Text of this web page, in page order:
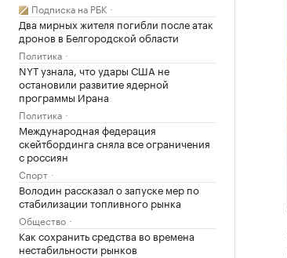
Подписка на РБК
Два мирных жителя погибли после атак
дронов в Белгородской области
Политика
NYT узнала, что удары США не
остановили развитие ядерной
программы Ирана
Политика
Международная федерация
скейтбординга сняла все ограничения
с россиян
Спорт
Володин рассказал о запуске мер по
стабилизации топливного рынка
Общество
Как сохранить средства во времена
нестабильности рынков